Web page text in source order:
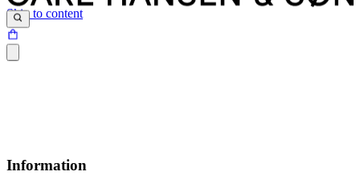
Skip to content
Information